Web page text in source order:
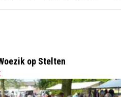
op Stelten